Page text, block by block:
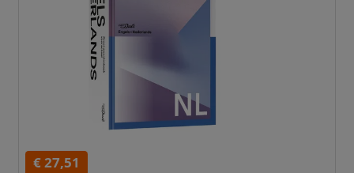
€ 27,51